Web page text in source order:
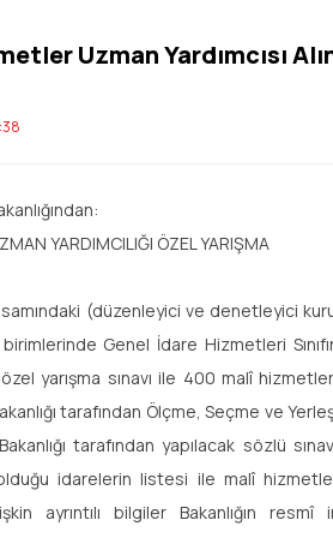
Uzman Yardımcısı
YARDIMCILIĞI ÖZEL YARIŞMA
(düzenleyici ve denetleyici
Genel İdare Hizmetleri
yarışma sınavı ile 400 malî
tarafından Ölçme, Seçme ve
tarafından yapılacak sözlü
idarelerin listesi ile malî
ayrıntılı bilgiler Bakanlığın